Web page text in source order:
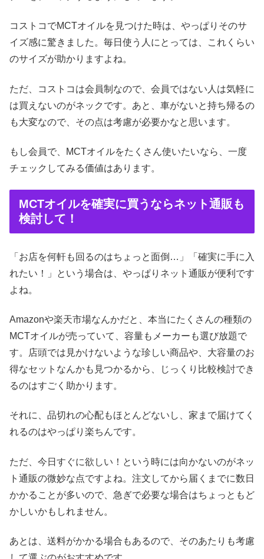
コストコでMCTオイルを見つけた時は、やっぱりそのサ
イズ感に驚きました。毎日使う人にとっては、これくらい
のサイズが助かりますよね。
ただ、コストコは会員制なので、会員ではない人は気軽に
は買えないのがネックです。あと、車がないと持ち帰るの
も大変なので、その点は考慮が必要かなと思います。
もし会員で、MCTオイルをたくさん使いたいなら、一度
チェックしてみる価値はあります。
MCTオイルを確実に買うならネット通販も
検討して！
「お店を何軒も回るのはちょっと面倒…」「確実に手に入
れたい！」という場合は、やっぱりネット通販が便利です
よね。
Amazonや楽天市場なんかだと、本当にたくさんの種類の
MCTオイルが売っていて、容量もメーカーも選び放題で
す。店頭では見かけないような珍しい商品や、大容量のお
得なセットなんかも見つかるから、じっくり比較検討でき
るのはすごく助かります。
それに、品切れの心配もほとんどないし、家まで届けてく
れるのはやっぱり楽ちんです。
ただ、今日すぐに欲しい！という時には向かないのがネッ
ト通販の微妙な点ですよね。注文してから届くまでに数日
かかることが多いので、急ぎで必要な場合はちょっともど
かしいかもしれません。
あとは、送料がかかる場合もあるので、そのあたりも考慮